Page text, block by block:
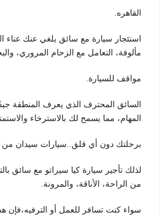
القاهره.
استئجار سيارة مع سائق يلغي عنك عناء
مألوفة، التعامل مع الزحام المروري،
مواقف للسيارة.
السائق المحترف الذي يعرف المنطقة
المهام، مما يسمح لك بالاسترخاء
برحلتك دون أي قلق..سيارات سيدان من
لذلك تأجير سيارة كيا سيراتو مع سائق
من الراحة، الأناقة، والمرونة.
سواء كنت تسافر للعمل أو الترفيه،فإن